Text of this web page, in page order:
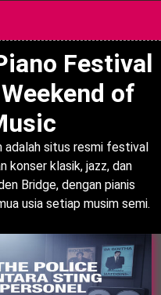
Festival
of
adalah situs resmi festival
konser klasik, jazz, dan
Bridge, dengan pianis
usia setiap musim semi.